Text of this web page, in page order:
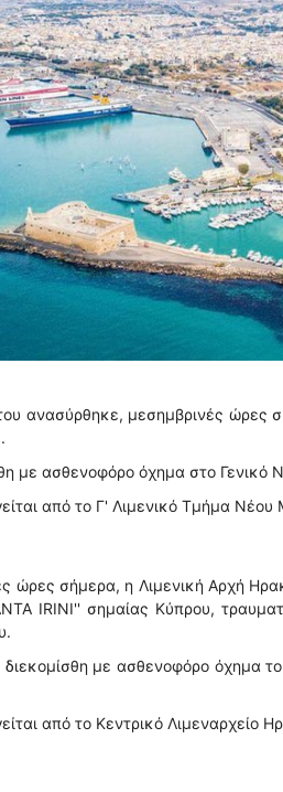
του ανασύρθηκε, μεσημβρινές
με ασθενοφόρο όχημα στο Γενικό
από το Γ' Λιμενικό Τμήμα
ώρες σήμερα, η Λιμενική Αρχή
IRINI'' σημαίας Κύπρου,
με ασθενοφόρο όχημα
από το Κεντρικό Λιμεναρχείο